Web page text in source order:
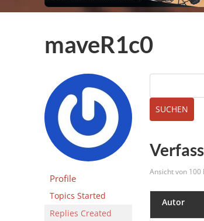
maveR1c0
Profile
Topics Started
Replies Created
Ansicht von 100
Autor